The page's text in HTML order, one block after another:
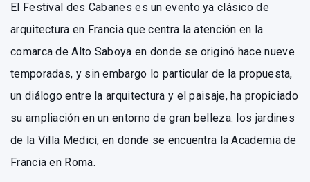
El Festival des Cabanes es un evento ya clásico de
arquitectura en Francia que centra la atención en la
comarca de Alto Saboya en donde se originó hace nueve
temporadas, y sin embargo lo particular de la propuesta,
un diálogo entre la arquitectura y el paisaje, ha propiciado
su ampliación en un entorno de gran belleza: los jardines
de la Villa Medici, en donde se encuentra la Academia de
Francia en Roma.